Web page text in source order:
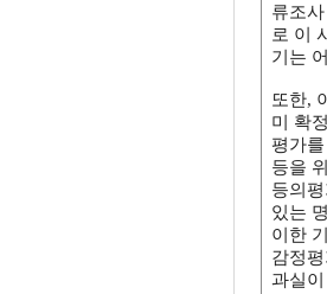
류조
로 이
기는
또한,
미 확
평가
등을
등의
있는
이한
감정
과실